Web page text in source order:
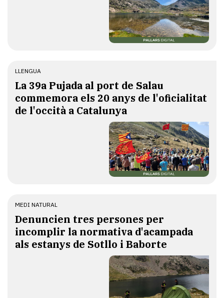
LLENGUA
​La 39a Pujada al port de Salau
commemora els 20 anys de l'oficialitat
de l'occità a Catalunya
MEDI NATURAL
Denuncien tres persones per
incomplir la normativa d'acampada
als estanys de Sotllo i Baborte